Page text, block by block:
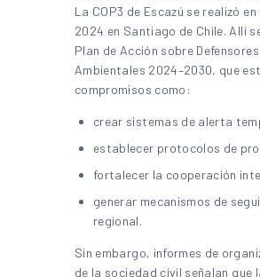
La COP3 de Escazú se realizó
2024 en Santiago de Chile. Allí
Plan de Acción sobre Defensores
Ambientales 2024–2030, que
compromisos como:
crear sistemas de alerta
establecer protocolos de
fortalecer la cooperación
generar mecanismos de
regional.
Sin embargo, informes de
de la sociedad civil señalan que